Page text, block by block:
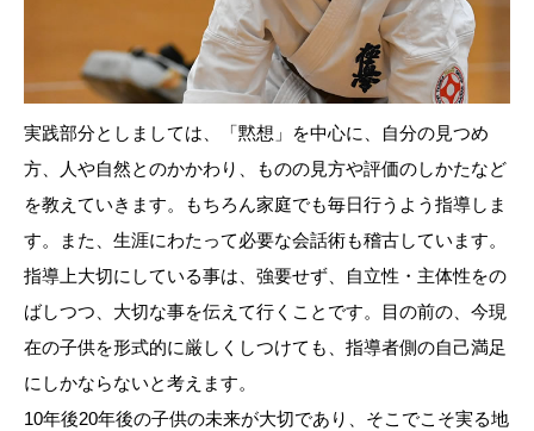
実践部分としましては、「黙想」を中心に、自分の見つめ
方、人や自然とのかかわり、ものの見方や評価のしかたなど
を教えていきます。もちろん家庭でも毎日行うよう指導しま
す。また、生涯にわたって必要な会話術も稽古しています。
指導上大切にしている事は、強要せず、自立性・主体性をの
ばしつつ、大切な事を伝えて行くことです。目の前の、今現
在の子供を形式的に厳しくしつけても、指導者側の自己満足
にしかならないと考えます。
10年後20年後の子供の未来が大切であり、そこでこそ実る地